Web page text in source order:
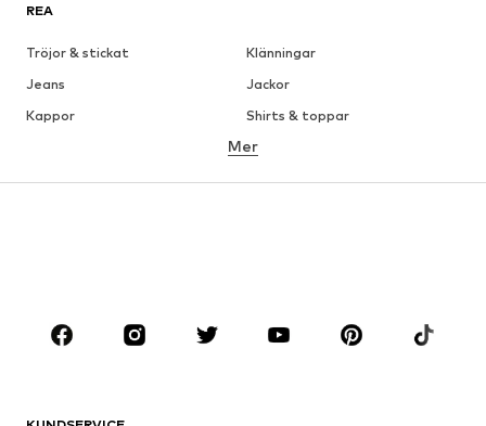
REA
Tröjor & stickat
Klänningar
Jeans
Jackor
Kappor
Shirts & toppar
Underkläder
Premium
Mer